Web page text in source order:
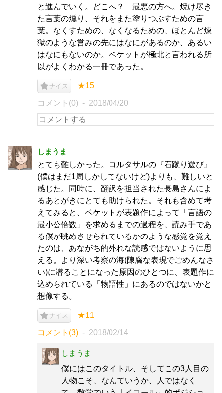
と進んでいく。どこへ？ 最悪の方へ。焼け尽き
た言葉の燻り、それをまた塗りつぶすための言
葉。なくすための、なくなるための、ほとんど煉
獄のような営みの先にはなにがあるのか、あるい
はなにもないのか。ベケットが極北と言われる所
以がよくわかる一冊であった。
ナイス ★15
コメント(0) 2018/04/20
しまうま
とても難しかった。コルタサルの『石蹴り遊び』
(僕はまだ1周しかしてないけど)よりも、難しいと
感じた。同時に、翻訳を担当された長島さんによ
るあとがきにとても助けられた。それも含めて考
えてみると、ベケットが表題作によって「言語の
最小公倍数」を求めるまでの過程を、読み手であ
る僕が眺めさせられているかのような感覚を覚え
たのは、あながち的外れな読感ではないように思
える。より深い考察の海(陳腐な表現でごめんなさ
い)に潜ることになった原因のひとつに、表題作に
込められている「物語性」にあるのではないかと
想像する。
ナイス ★11
コメント(3) 2018/02/14
しまうま
僕にはこのタイトル、そしてこの3人目の
人物こそ、なんていうか、人ではなく